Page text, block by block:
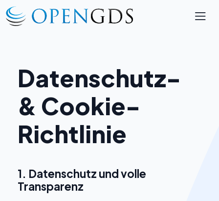
Datenschutz-
& Cookie-
Richtlinie
1. Datenschutz und volle
Transparenz